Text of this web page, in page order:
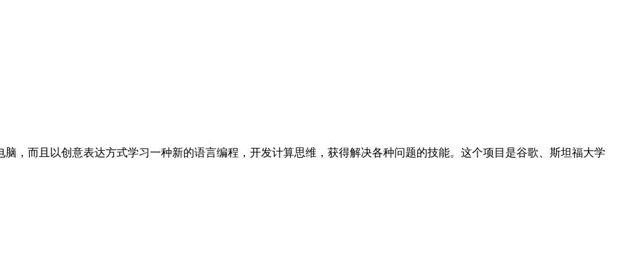
，而且以创意表达方式学习一种新的语言编程，开发计算思维，获得解决各种问题的技能。这个项目是谷歌、斯坦福大学